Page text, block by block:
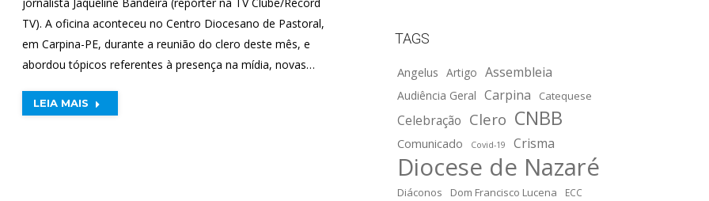
TV). A oficina aconteceu no Centro Diocesano de Pastoral,
em Carpina-PE, durante a reunião do clero deste mês, e
abordou tópicos referentes à presença na mídia, novas…
LEIA MAIS
TAGS
Angelus Artigo Assembleia
Audiência Geral Carpina Catequese
Celebração Clero CNBB
Comunicado Covid-19 Crisma
Diocese de Nazaré
Diáconos Dom Francisco Lucena ECC